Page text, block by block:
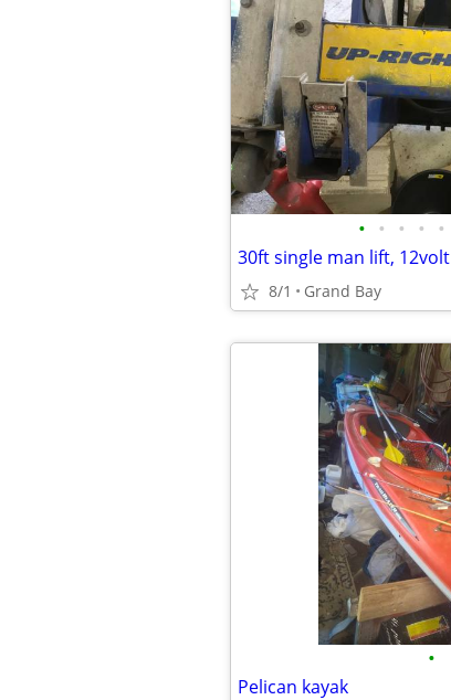
• • • • •
30ft single man lift, 12volt
8/1 Grand Bay
•
Pelican kayak